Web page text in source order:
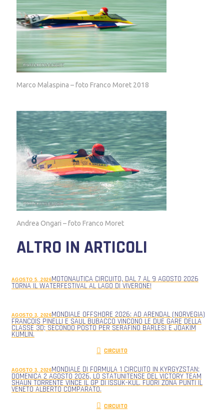
Marco Malaspina – foto Franco Moret 2018
Andrea Ongari – foto Franco Moret
ALTRO IN ARTICOLI
AGOSTO 5, 2026MOTONAUTICA CIRCUITO, DAL 7 AL 9 AGOSTO 2026
TORNA IL WATERFESTIVAL AL LAGO DI VIVERONE!
AGOSTO 3, 2026MONDIALE OFFSHORE 2026: AD ARENDAL (NORVEGIA)
FRANCOIS PINELLI E SAUL BUBACCO VINCONO LE DUE GARE DELLA
CLASSE 3D; SECONDO POSTO PER SERAFINO BARLESI E JOAKIM
KUMLIN.
CIRCUITO
AGOSTO 3, 2026MONDIALE DI FORMULA 1 CIRCUITO IN KYRGYZSTAN;
DOMENICA 2 AGOSTO 2026, LO STATUNITENSE DEL VICTORY TEAM
SHAUN TORRENTE VINCE IL GP DI ISSUK-KUL. FUORI ZONA PUNTI IL
VENETO ALBERTO COMPARATO.
CIRCUITO